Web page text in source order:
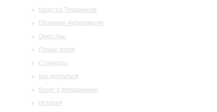
Маэстро Темирканов
Правовая информация
Оркестры
Планы залов
Структура
Как добраться
Визит в филармонию
История